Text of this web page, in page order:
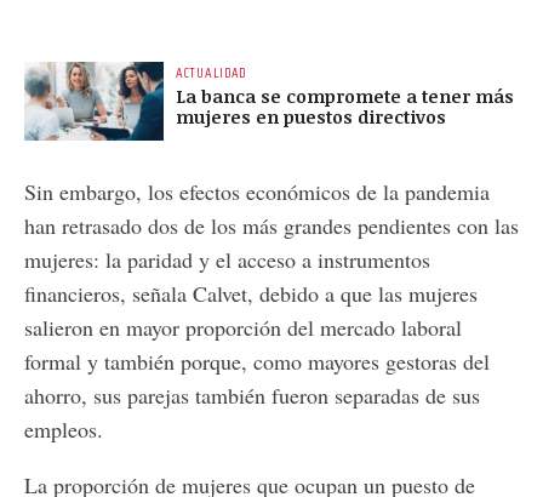
ACTUALIDAD
La banca se compromete a tener más
mujeres en puestos directivos
Sin embargo, los efectos económicos de la pandemia
han retrasado dos de los más grandes pendientes con las
mujeres: la paridad y el acceso a instrumentos
financieros, señala Calvet, debido a que las mujeres
salieron en mayor proporción del mercado laboral
formal y también porque, como mayores gestoras del
ahorro, sus parejas también fueron separadas de sus
empleos.
La proporción de mujeres que ocupan un puesto de